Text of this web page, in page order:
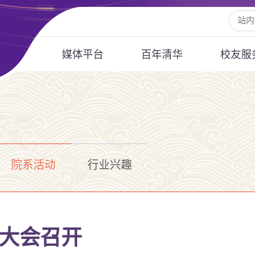
媒体平台 百年清华 校友服
院系活动 行业兴趣
会召开